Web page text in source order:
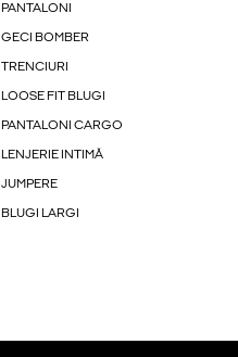
PANTALONI
GECI BOMBER
TRENCIURI
LOOSE FIT BLUGI
PANTALONI CARGO
LENJERIE INTIMĂ
JUMPERE
BLUGI LARGI